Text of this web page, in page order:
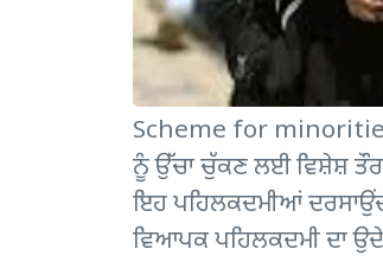
Scheme for minorities
ਨੂੰ ਉੱਚਾ ਚੁੱਕਣ ਲਈ ਵਿਸ਼ੇਸ਼ ਤੌਰ
ਇਹ ਪਹਿਲਕਦਮੀਆਂ
ਵਿਆਪਕ ਪਹਿਲਕਦਮੀ ਦਾ